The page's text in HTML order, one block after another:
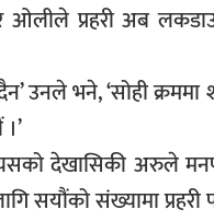
ओलीले प्रहरी अब
भने, ‘सोही क्रममा
देखासिकी अरुले
सयौंको संख्यामा प्रहरी